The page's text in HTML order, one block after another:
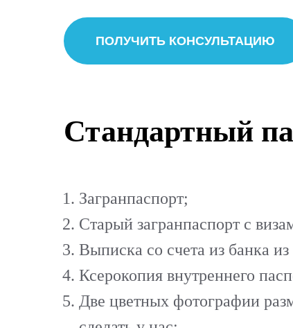
ПОЛУЧИТЬ КОНСУЛЬТАЦИЮ
Стандартный
Загранпаспорт;
Старый загранпаспорт с
Выписка со счета из банка
Ксерокопия внутреннего
Две цветных фотографии